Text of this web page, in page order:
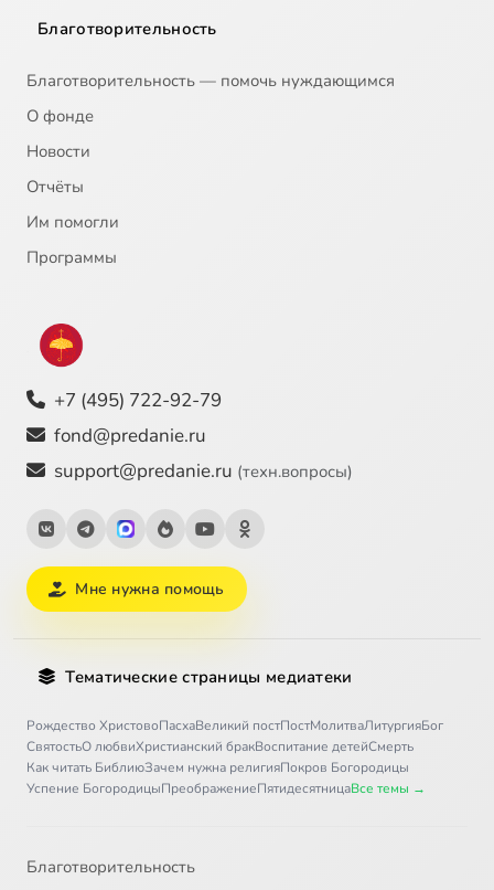
Благотворительность
Благотворительность — помочь нуждающимся
О фонде
Новости
Отчёты
Им помогли
Программы
+7 (495) 722-92-79
fond@predanie.ru
support@predanie.ru (техн.вопросы)
Мне нужна помощь
Тематические страницы медиатеки
Рождество ХристовоПасхаВеликий постПостМолитваЛитургияБог
СвятостьО любвиХристианский бракВоспитание детейСмерть
Как читать БиблиюЗачем нужна религияПокров Богородицы
Успение БогородицыПреображениеПятидесятницаВсе темы →
Благотворительность